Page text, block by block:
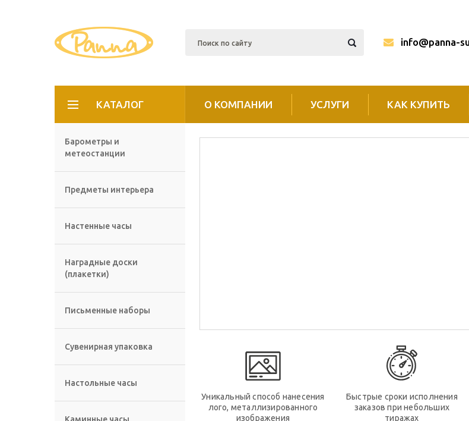
info@panna-
КАТАЛОГ О КОМПАНИИ УСЛУГИ КАК КУПИТЬ
Барометры и
метеостанции
Предметы интерьера
Настенные часы
Наградные доски
(плакетки)
Письменные наборы
Сувенирная упаковка
Настольные часы
Уникальный способ нанесения
лого, металлизированного
изображения
Быстрые сроки исполнения
заказов при небольших
тиражах